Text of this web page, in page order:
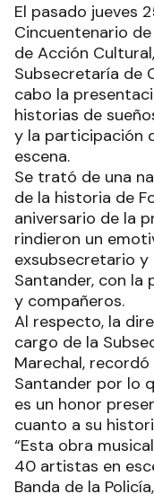
El pasado jueves
Cincuentenario
de Acción
Subsecretaría de
cabo la
historias de
y la participación
escena.
Se trató de una
de la historia de
aniversario de la
rindieron un
exsubsecretario
Santander, con la
y compañeros.
Al respecto, la
cargo de la
Marechal,
Santander por lo
es un honor
cuanto a su
“Esta obra
40 artistas en
Banda de la